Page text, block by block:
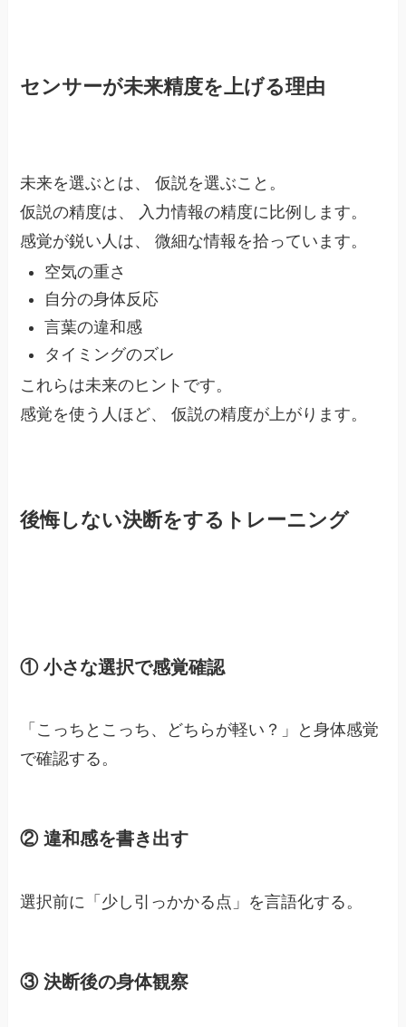
センサーが未来精度を上げる理由
未来を選ぶとは、 仮説を選ぶこと。
仮説の精度は、 入力情報の精度に比例します。
感覚が鋭い人は、 微細な情報を拾っています。
空気の重さ
自分の身体反応
言葉の違和感
タイミングのズレ
これらは未来のヒントです。
感覚を使う人ほど、 仮説の精度が上がります。
後悔しない決断をするトレーニング
① 小さな選択で感覚確認
「こっちとこっち、どちらが軽い？」と身体感覚
で確認する。
② 違和感を書き出す
選択前に「少し引っかかる点」を言語化する。
③ 決断後の身体観察